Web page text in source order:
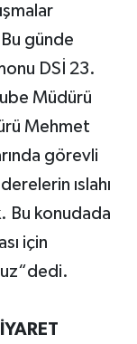
günde
DSİ 23.
Müdürü
Mehmet
görevli
ıslahı
Bu konudada
için